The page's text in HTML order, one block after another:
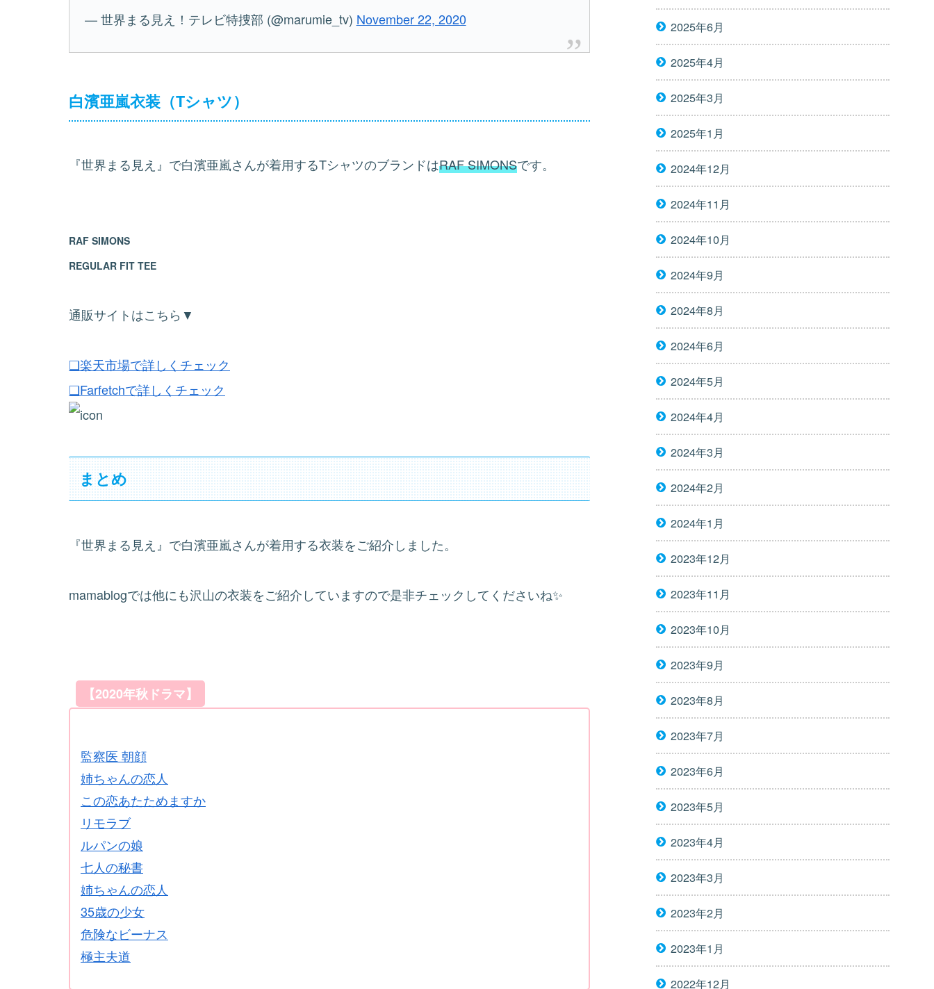
— 世界まる見え！テレビ特捜部 (@marumie_tv) November 22, 2020
白濱亜嵐衣装（Tシャツ）
『世界まる見え』で白濱亜嵐さんが着用するTシャツのブランドはRAF SIMONSです。
RAF SIMONS
REGULAR FIT TEE
通販サイトはこちら▼
❏楽天市場で詳しくチェック
❏Farfetchで詳しくチェック
まとめ
『世界まる見え』で白濱亜嵐さんが着用する衣装をご紹介しました。
mamablogでは他にも沢山の衣装をご紹介していますので是非チェックしてくださいね✨
【2020年秋ドラマ】
監察医 朝顔
姉ちゃんの恋人
この恋あたためますか
リモラブ
ルパンの娘
七人の秘書
姉ちゃんの恋人
35歳の少女
危険なビーナス
極主夫道
2025年6月
2025年4月
2025年3月
2025年1月
2024年12月
2024年11月
2024年10月
2024年9月
2024年8月
2024年6月
2024年5月
2024年4月
2024年3月
2024年2月
2024年1月
2023年12月
2023年11月
2023年10月
2023年9月
2023年8月
2023年7月
2023年6月
2023年5月
2023年4月
2023年3月
2023年2月
2023年1月
2022年12月